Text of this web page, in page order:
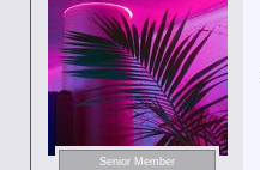
Senior Member